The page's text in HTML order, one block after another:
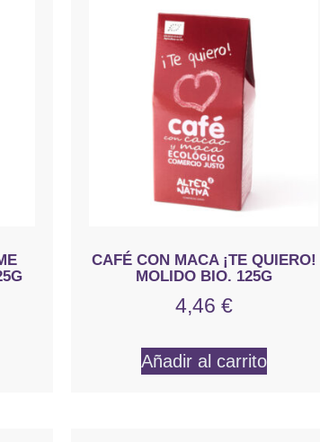
CAFÉ CON MACA ¡TE QUIERO!
MOLIDO BIO. 125G
4,46 €
Añadir al carrito